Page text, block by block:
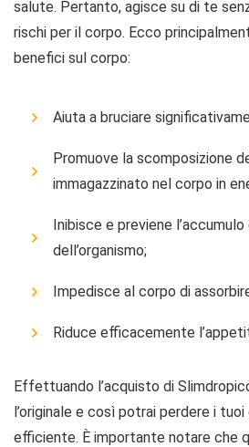
salute. Pertanto, agisce su di te
rischi per il corpo. Ecco
benefici sul corpo:
Aiuta a bruciare
Promuove la scomposizione
immagazzinato nel corpo in
Inibisce e previene
dell’organismo;
Impedisce al corpo di
Riduce efficacemente
Effettuando l’acquisto di
l’originale e così potrai perdere i
efficiente. È importante notare che